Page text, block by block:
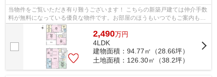
当物件をご覧いただき有り難うございます！ こちらの新築戸建ては仲介手数
料が無料になっている優良な物件です。お部屋のほうもいつでもご案内もさ
せて頂きますのでお気軽にお問合せ下...
2,490万円
4LDK
建物面積：94.77㎡（28.66坪）
土地面積：126.30㎡（38.2坪）